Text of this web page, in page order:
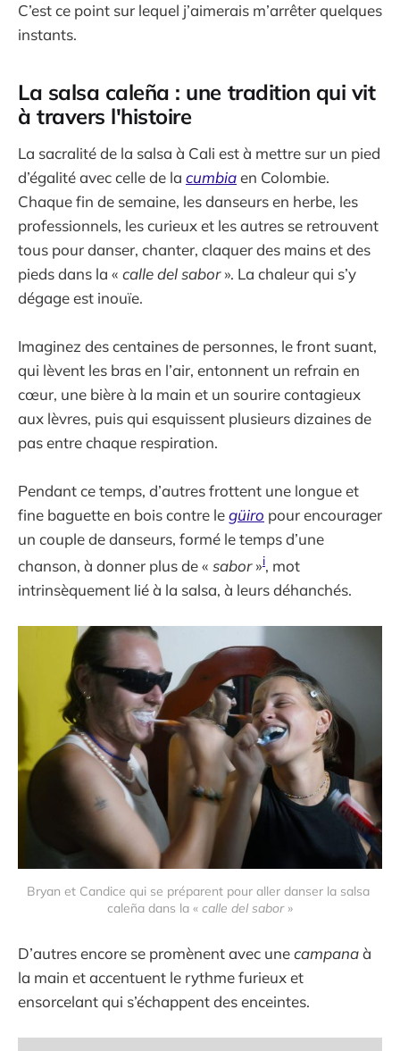
C’est ce point sur lequel j’aimerais m’arrêter quelques
instants.
La salsa caleña : une tradition qui vit
à travers l'histoire
La sacralité de la salsa à Cali est à mettre sur un pied
d’égalité avec celle de la cumbiaen Colombie.
Chaque fin de semaine, les danseurs en herbe, les
professionnels, les curieux et les autres se retrouvent
tous pour danser, chanter, claquer des mains et des
pieds dans la « calle del sabor». La chaleur qui s’y
dégage est inouïe.
Imaginez des centaines de personnes, le front suant,
qui lèvent les bras en l’air, entonnent un refrain en
cœur, une bière à la main et un sourire contagieux
aux lèvres, puis qui esquissent plusieurs dizaines de
pas entre chaque respiration.
Pendant ce temps, d’autres frottent une longue et
fine baguette en bois contre legüiro pour encourager
un couple de danseurs, formé le temps d’une
chanson, à donner plus de « sabor»i, mot
intrinsèquement lié à la salsa, à leurs déhanchés.
Bryan et Candice qui se préparent pour aller danser la salsa
caleña dans la « calle del sabor »
D’autres encore se promènent avec unecampanaà
la main et accentuent le rythme furieux et
ensorcelant qui s’échappent des enceintes.